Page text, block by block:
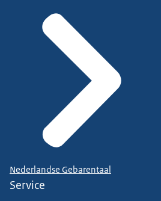
Nederlandse Gebarentaal
Service